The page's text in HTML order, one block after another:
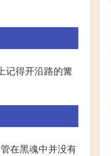
记得开沿路的篝
在黑魂中并没有